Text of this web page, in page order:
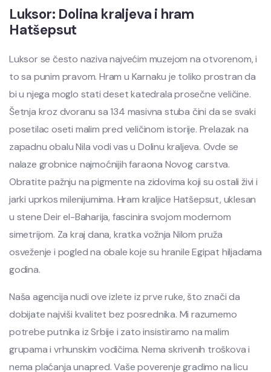
Luksor: Dolina kraljeva i hram
Hatšepsut
Luksor se često naziva najvećim muzejom na otvorenom, i
to sa punim pravom. Hram u Karnaku je toliko prostran da
bi u njega moglo stati deset katedrala prosečne veličine.
Šetnja kroz dvoranu sa 134 masivna stuba čini da se svaki
posetilac oseti malim pred veličinom istorije. Prelazak na
zapadnu obalu Nila vodi vas u Dolinu kraljeva. Ovde se
nalaze grobnice najmoćnijih faraona Novog carstva.
Obratite pažnju na pigmente na zidovima koji su ostali živi i
jarki uprkos milenijumima. Hram kraljice Hatšepsut, uklesan
u stene Deir el-Baharija, fascinira svojom modernom
simetrijom. Za kraj dana, kratka vožnja Nilom pruža
osveženje i pogled na obale koje su hranile Egipat hiljadama
godina.
Naša agencija nudi ove izlete iz prve ruke, što znači da
dobijate najviši kvalitet bez posrednika. Mi razumemo
potrebe putnika iz Srbije i zato insistiramo na malim
grupama i vrhunskim vodičima. Nema skrivenih troškova i
nema plaćanja unapred. Vaše poverenje gradimo na licu